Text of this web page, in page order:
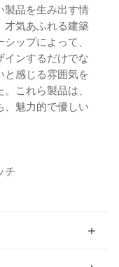
製品を生み出す情
才気あふれる建築
ップによって、
インするだけでな
と感じる雰囲気を
これら製品は、
、魅力的で優しい
チ